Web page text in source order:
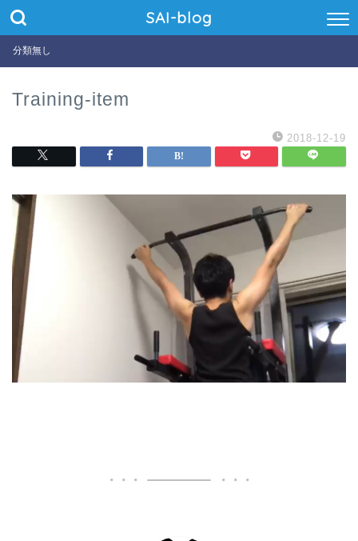
SAI-blog
分類無し
Training-item
2018-12-19